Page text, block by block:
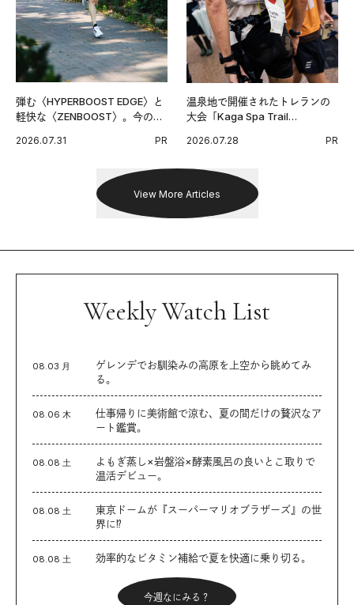
弾む〈HYPERBOOST EDGE〉と
軽快な〈ZENBOOST〉。今の時
出した新機軸。
2026.07.31 PR
温泉地で開催されたトレランの
大会「Kaga Spa Trail
戦を夢見るランナーたちの奮闘
2026.07.28 PR
View More Articles
Weekly Watch List
08.03 月
ゲレンデでお馴染みの高原を上空から眺めてみ
る。
08.06 木
仕事帰りに美術館で涼む、夏の間だけの贅沢なア
ート鑑賞。
08.08 土
よもぎ蒸し×岩盤浴×酵素風呂の良いとこ取りで
温活デビュー。
08.08 土
東京ドームが『スーパーマリオブラザーズ』の世
界に⁉︎
08.08 土 効率的なビタミン補給で夏を快適に乗り切る。
今週なにみる？